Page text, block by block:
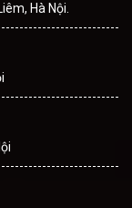
Hà Nội.